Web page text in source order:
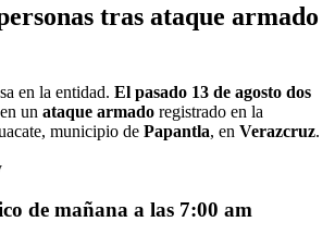
tras ataque armado
en la entidad. El pasado 13 de agosto dos
en un ataque armado registrado en la
municipio de Papantla, en Verazcruz.
de mañana a las 7:00 am